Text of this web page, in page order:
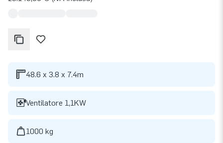
48.6 x 3.8 x 7.4m
Ventilatore 1,1KW
1000 kg